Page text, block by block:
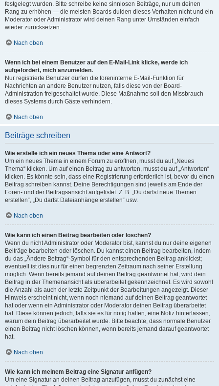
festgelegt wurden. Bitte schreibe keine sinnlosen Beiträge, nur um deinen
Rang zu erhöhen — die meisten Boards dulden dieses Verhalten nicht und ein
Moderator oder Administrator wird deinen Rang unter Umständen einfach
wieder zurücksetzen.
Nach oben
Wenn ich bei einem Benutzer auf den E-Mail-Link klicke, werde ich
aufgefordert, mich anzumelden.
Nur registrierte Benutzer dürfen die foreninterne E-Mail-Funktion für
Nachrichten an andere Benutzer nutzen, falls diese von der Board-
Administration freigeschaltet wurde. Diese Maßnahme soll den Missbrauch
dieses Systems durch Gäste verhindern.
Nach oben
Beiträge schreiben
Wie erstelle ich ein neues Thema oder eine Antwort?
Um ein neues Thema in einem Forum zu eröffnen, musst du auf „Neues
Thema“ klicken. Um auf einen Beitrag zu antworten, musst du auf „Antworten“
klicken. Es könnte sein, dass eine Registrierung erforderlich ist, bevor du einen
Beitrag schreiben kannst. Deine Berechtigungen sind jeweils am Ende der
Foren- und der Beitragsansicht aufgelistet. Z. B. „Du darfst neue Themen
erstellen“, „Du darfst Dateianhänge erstellen“ usw.
Nach oben
Wie kann ich einen Beitrag bearbeiten oder löschen?
Wenn du nicht Administrator oder Moderator bist, kannst du nur deine eigenen
Beiträge bearbeiten oder löschen. Du kannst einen Beitrag bearbeiten, indem
du das „Ändere Beitrag“-Symbol für den entsprechenden Beitrag anklickst;
eventuell ist dies nur für einen begrenzten Zeitraum nach seiner Erstellung
möglich. Wenn bereits jemand auf deinen Beitrag geantwortet hat, wird dein
Beitrag in der Themenansicht als überarbeitet gekennzeichnet. Es wird sowohl
die Anzahl als auch der letzte Zeitpunkt der Bearbeitungen angezeigt. Dieser
Hinweis erscheint nicht, wenn noch niemand auf deinen Beitrag geantwortet
hat oder wenn ein Administrator oder Moderator deinen Beitrag überarbeitet
hat. Diese können jedoch, falls sie es für nötig halten, eine Notiz hinterlassen,
warum dein Beitrag überarbeitet wurde. Bitte beachte, dass normale Benutzer
einen Beitrag nicht löschen können, wenn bereits jemand darauf geantwortet
hat.
Nach oben
Wie kann ich meinem Beitrag eine Signatur anfügen?
Um eine Signatur an deinen Beitrag anzufügen, musst du zunächst eine